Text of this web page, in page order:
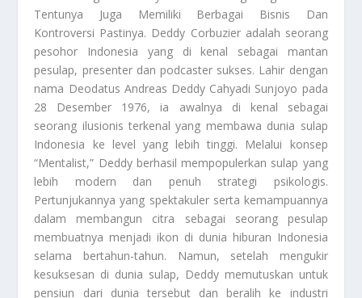
Tentunya Juga Memiliki Berbagai Bisnis Dan
Kontroversi Pastinya. Deddy Corbuzier adalah seorang
pesohor Indonesia yang di kenal sebagai mantan
pesulap, presenter dan podcaster sukses. Lahir dengan
nama Deodatus Andreas Deddy Cahyadi Sunjoyo pada
28 Desember 1976, ia awalnya di kenal sebagai
seorang ilusionis terkenal yang membawa dunia sulap
Indonesia ke level yang lebih tinggi. Melalui konsep
“Mentalist,” Deddy berhasil mempopulerkan sulap yang
lebih modern dan penuh strategi psikologis.
Pertunjukannya yang spektakuler serta kemampuannya
dalam membangun citra sebagai seorang pesulap
membuatnya menjadi ikon di dunia hiburan Indonesia
selama bertahun-tahun. Namun, setelah mengukir
kesuksesan di dunia sulap, Deddy memutuskan untuk
pensiun dari dunia tersebut dan beralih ke industri